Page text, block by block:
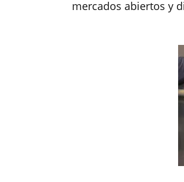
mercados abiertos y